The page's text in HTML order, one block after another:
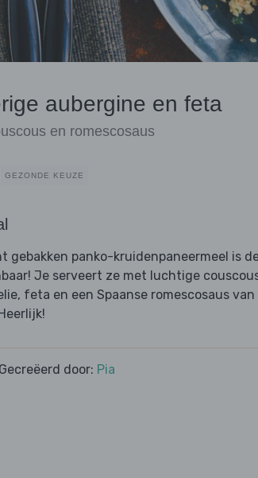
aubergine en feta
en romescosaus
GEZONDE KEUZE
gebakken panko-kruidenpaneermeel is
Je serveert ze met luchtige
feta en een Spaanse romescosaus
Gecreëerd door: Pia